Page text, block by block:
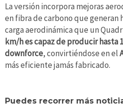
La versión incorpora mejoras
en fibra de carbono que generan
carga aerodinámica que un
km/h es capaz de producir hasta
downforce, convirtiéndose en el
más eficiente jamás fabricado.
Puedes recorrer más